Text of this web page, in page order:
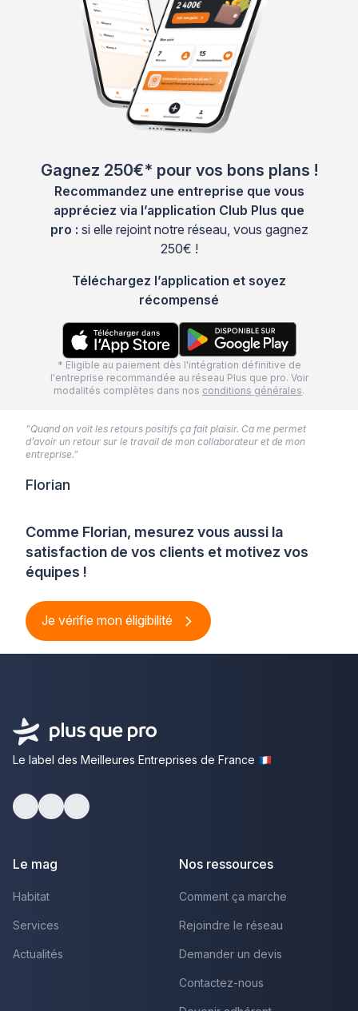
Gagnez 250€* pour vos bons plans !
Recommandez une entreprise que vous
appréciez via l’application Club Plus que
pro : si elle rejoint notre réseau, vous gagnez
250€ !
Téléchargez l’application et soyez
récompensé
* Eligible au paiement dès l'intégration définitive de
l'entreprise recommandée au réseau Plus que pro. Voir
modalités complètes dans nos conditions générales.
Comme Florian, mesurez vous aussi la
satisfaction de vos clients et motivez vos
équipes !
Je vérifie mon éligibilité
“Quand on voit les retours positifs ça fait plaisir. Ca me permet
d’avoir un retour sur le travail de mon collaborateur et de mon
entreprise.”
Florian
Le label des Meilleures Entreprises de France
Le mag
Habitat
Services
Actualités
Nos ressources
Comment ça marche
Rejoindre le réseau
Demander un devis
Contactez-nous